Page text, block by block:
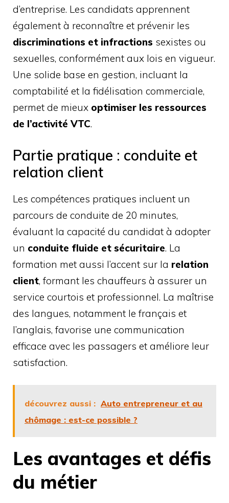
d’entreprise. Les candidats apprennent
également à reconnaître et prévenir les
discriminations et infractions sexistes ou
sexuelles, conformément aux lois en vigueur.
Une solide base en gestion, incluant la
comptabilité et la fidélisation commerciale,
permet de mieux optimiser les ressources
de l’activité VTC.
Partie pratique : conduite et
relation client
Les compétences pratiques incluent un
parcours de conduite de 20 minutes,
évaluant la capacité du candidat à adopter
un conduite fluide et sécuritaire. La
formation met aussi l’accent sur la relation
client, formant les chauffeurs à assurer un
service courtois et professionnel. La maîtrise
des langues, notamment le français et
l’anglais, favorise une communication
efficace avec les passagers et améliore leur
satisfaction.
découvrez aussi : Auto entrepreneur et au
chômage : est-ce possible ?
Les avantages et défis
du métier